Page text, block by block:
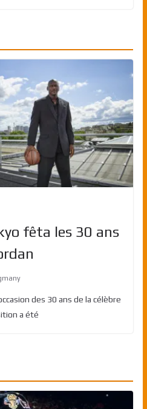
fêta les 30 ans
des 30 ans de la célèbre
a été